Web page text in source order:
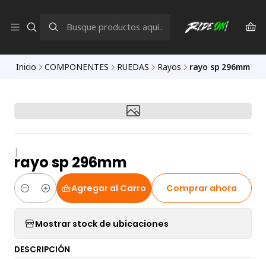
Inicio COMPONENTES RUEDAS Rayos rayo sp 296mm
|
rayo sp 296mm
Cantidad
Agregar al Carro Comprar ahora
Mostrar stock de ubicaciones
DESCRIPCIÓN